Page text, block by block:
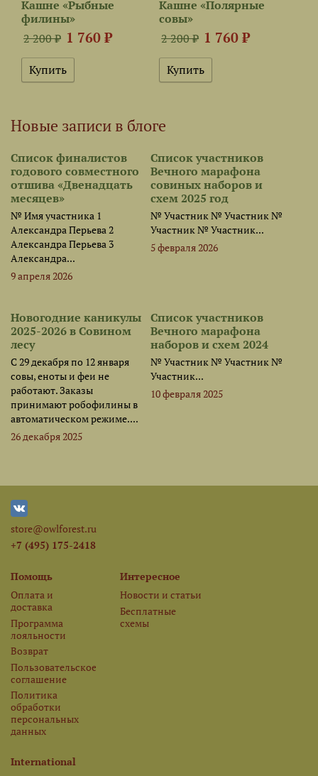
Кашне «Рыбные
филины»
2 200 ₽ 1 760 ₽
Кашне «Полярные
совы»
2 200 ₽ 1 760 ₽
Новые записи в блоге
Список финалистов
годового совместного
отшива «Двенадцать
месяцев»
№ Имя участника 1
Александра Перьева 2
Александра Перьева 3
Александра...
9 апреля 2026
Список участников
Вечного марафона
совиных наборов и
схем 2025 год
№ Участник № Участник №
Участник № Участник...
5 февраля 2026
Новогодние каникулы
2025-2026 в Совином
лесу
С 29 декабря по 12 января
совы, еноты и феи не
работают. Заказы
принимают робофилины в
автоматическом режиме....
26 декабря 2025
Список участников
Вечного марафона
наборов и схем 2024
№ Участник № Участник №
Участник...
10 февраля 2025
store@owlforest.ru
+7 (495) 175-2418
Помощь
Оплата и
доставка
Программа
лояльности
Возврат
Пользовательское
соглашение
Политика
обработки
персональных
данных
Интересное
Новости и статьи
Бесплатные
схемы
International